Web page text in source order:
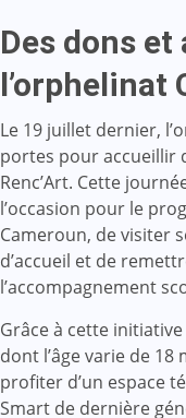
Des dons et
l’orphelinat
Le 19 juillet dernier,
portes pour accueillir
Renc’Art. Cette
l’occasion pour le
Cameroun, de visiter
d’accueil et de
l’accompagnement
Grâce à cette
dont l’âge varie de
profiter d’un espace
Smart de dernière